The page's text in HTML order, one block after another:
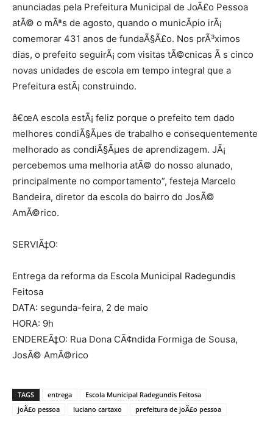
anunciadas pela Prefeitura Municipal de JoÃ£o Pessoa
atÃ© o mÃªs de agosto, quando o municÃ­pio irÃ¡
comemorar 431 anos de fundaÃ§Ã£o. Nos prÃ³ximos
dias, o prefeito seguirÃ¡ com visitas tÃ©cnicas Ã s cinco
novas unidades de escola em tempo integral que a
Prefeitura estÃ¡ construindo.
â€œA escola estÃ¡ feliz porque o prefeito tem dado
melhores condiÃ§Ãµes de trabalho e consequentemente
melhorado as condiÃ§Ãµes de aprendizagem. JÃ¡
percebemos uma melhoria atÃ© do nosso alunado,
principalmente no comportamento”, festeja Marcelo
Bandeira, diretor da escola do bairro do JosÃ©
AmÃ©rico.
SERVIÃ‡O:
Entrega da reforma da Escola Municipal Radegundis
Feitosa
DATA: segunda-feira, 2 de maio
HORA: 9h
ENDEREÃ‡O: Rua Dona CÃ¢ndida Formiga de Sousa,
JosÃ© AmÃ©rico
TAGS entrega
Escola Municipal Radegundis Feitosa
joÃ£o pessoa
luciano cartaxo prefeitura de joÃ£o pessoa